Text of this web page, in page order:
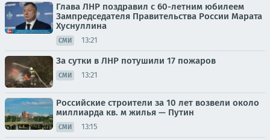
Глава ЛНР поздравил с 60-летним юбилеем
Зампредседателя Правительства России Марата
Хуснуллина
СМИ 13:21
За сутки в ЛНР потушили 17 пожаров
СМИ 13:21
Российские строители за 10 лет возвели около
миллиарда кв. м жилья — Путин
СМИ 13:15